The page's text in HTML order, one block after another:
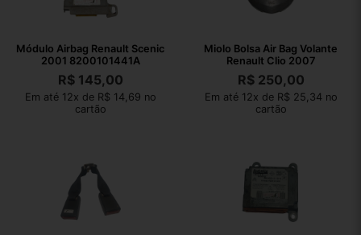
Módulo Airbag Renault Scenic
2001 8200101441A
R$145,00
Em até 12x de R$ 14,69 no
cartão
Miolo Bolsa Air Bag Volante
Renault Clio 2007
R$250,00
Em até 12x de R$ 25,34 no
cartão